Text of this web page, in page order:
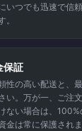
いつでも迅速で信
。
保証
性の高い配送と、
い。万が一、ご注
ない場合は、100%
金は常に保護されま